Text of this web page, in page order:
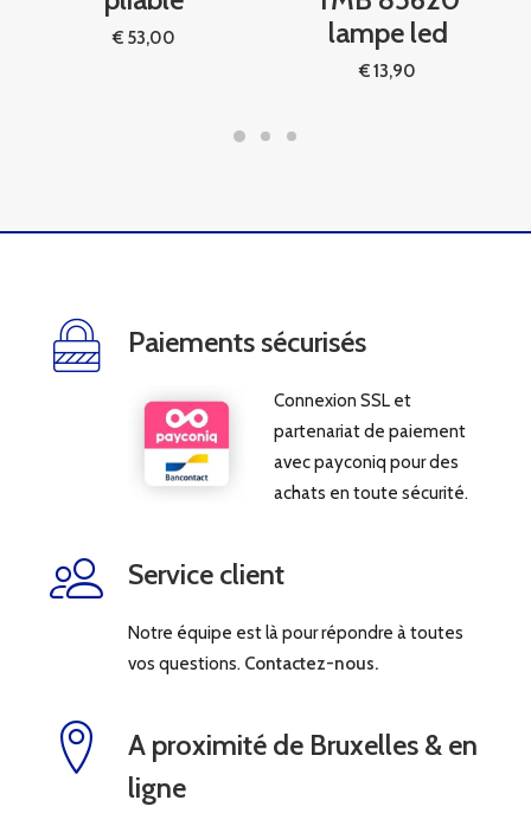
€53,00
lampe led
€13,90
Paiements sécurisés
Connexion SSL et
partenariat de paiement
avec payconiq pour des
achats en toute sécurité.
Service client
Notre équipe est là pour répondre à toutes
vos questions. Contactez-nous.
A proximité de Bruxelles & en
ligne